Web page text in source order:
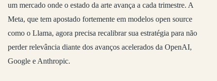
um mercado onde o estado da arte avança a cada trimestre. A
Meta, que tem apostado fortemente em modelos open source
como o Llama, agora precisa recalibrar sua estratégia para não
perder relevância diante dos avanços acelerados da OpenAI,
Google e Anthropic.